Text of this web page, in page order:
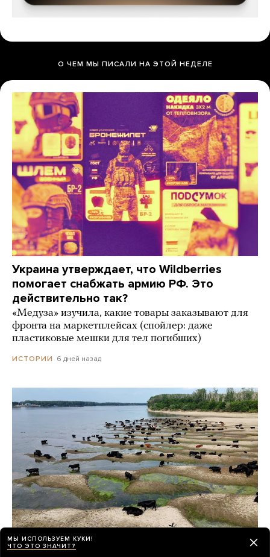
О ЧЕМ МЫ ПИСАЛИ НА ЭТОЙ НЕДЕЛЕ
Украина утверждает, что Wildberries
помогает снабжать армию РФ. Это
действительно так?
«Медуза» изучила, какие товары заказывают для
фронта на маркетплейсах (спойлер: даже
пластиковые мешки для тел погибших)
ИСТОРИИ 6 дней назад
МЫ ИСПОЛЬЗУЕМ КУКИ!
ЧТО ЭТО ЗНАЧИТ?